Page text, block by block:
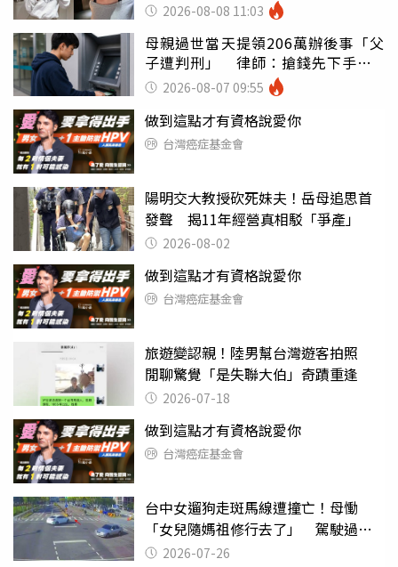
2026-08-08 11:03
母親過世當天提領206萬辦後事「父
子遭判刑」 律師：搶錢先下手是
罪 2026-08-07 09:55
做到這點才有資格說愛你
台灣癌症基金會
陽明交大教授砍死妹夫！岳母追思首
發聲 揭11年經營真相駁「爭產」
2026-08-02
做到這點才有資格說愛你
台灣癌症基金會
旅遊變認親！陸男幫台灣遊客拍照
閒聊驚覺「是失聯大伯」奇蹟重逢
2026-07-18
做到這點才有資格說愛你
台灣癌症基金會
台中女遛狗走斑馬線遭撞亡！母慟
「女兒隨媽祖修行去了」 駕駛過失
致死判9月
2026-07-26